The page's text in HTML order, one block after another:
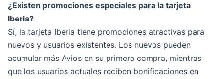
¿Existen promociones especiales para la tarjeta
Iberia?
Sí, la tarjeta Iberia tiene promociones atractivas para
nuevos y usuarios existentes. Los nuevos pueden
acumular más Avios en su primera compra, mientras
que los usuarios actuales reciben bonificaciones en